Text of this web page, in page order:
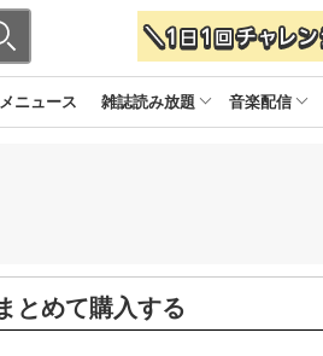
ニュース 雑誌読み放題 音楽配信
とめて購入する